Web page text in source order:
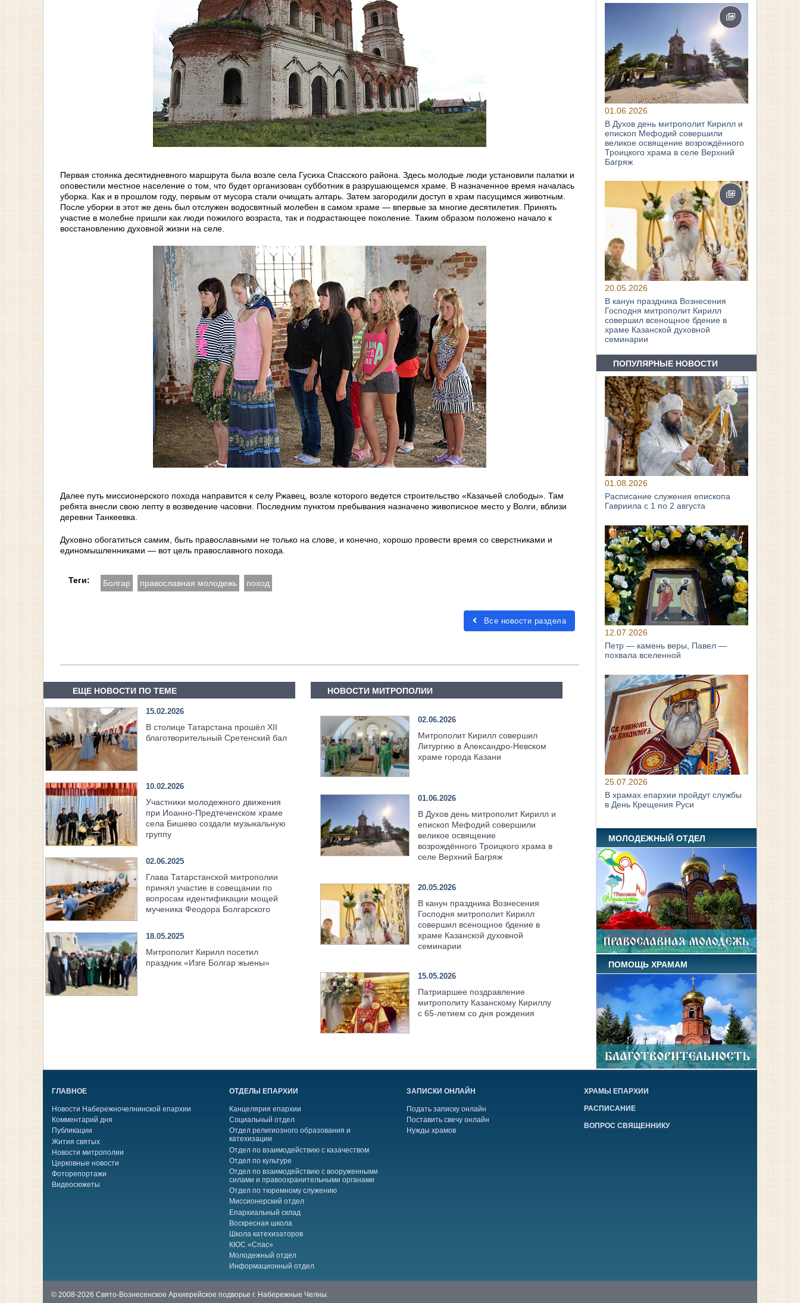
Первая стоянка десятидневного маршрута была возле села Гусиха Спасского района. Здесь молодые люди установили палатки и
оповестили местное население о том, что будет организован субботник в разрушающемся храме. В назначенное время началась
уборка. Как и в прошлом году, первым от мусора стали очищать алтарь. Затем загородили доступ в храм пасущимся животным.
После уборки в этот же день был отслужен водосвятный молебен в самом храме — впервые за многие десятилетия. Принять
участие в молебне пришли как люди пожилого возраста, так и подрастающее поколение. Таким образом положено начало к
восстановлению духовной жизни на селе.
Далее путь миссионерского похода направится к селу Ржавец, возле которого ведется строительство «Казачьей слободы». Там
ребята внесли свою лепту в возведение часовни. Последним пунктом пребывания назначено живописное место у Волги, вблизи
деревни Танкеевка.
Духовно обогатиться самим, быть православными не только на слове, и конечно, хорошо провести время со сверстниками и
единомышленниками — вот цель православного похода.
Теги: Болгар православная молодежь поход
Все новости раздела
ЕЩЕ НОВОСТИ ПО ТЕМЕ
15.02.2026
В столице Татарстана прошёл XII
благотворительный Сретенский бал
10.02.2026
Участники молодежного движения
при Иоанно-Предтеченском храме
села Бишево создали музыкальную
группу
02.06.2025
Глава Татарстанской митрополии
принял участие в совещании по
вопросам идентификации мощей
мученика Феодора Болгарского
18.05.2025
Митрополит Кирилл посетил
праздник «Изге Болгар жыены»
НОВОСТИ МИТРОПОЛИИ
02.06.2026
Митрополит Кирилл совершил
Литургию в Александро-Невском
храме города Казани
01.06.2026
В Духов день митрополит Кирилл и
епископ Мефодий совершили
великое освящение
возрождённого Троицкого храма в
селе Верхний Багряж
20.05.2026
В канун праздника Вознесения
Господня митрополит Кирилл
совершил всенощное бдение в
храме Казанской духовной
семинарии
15.05.2026
Патриаршее поздравление
митрополиту Казанскому Кириллу
с 65-летием со дня рождения
01.06.2026
В Духов день митрополит Кирилл и
епископ Мефодий совершили
великое освящение возрождённого
Троицкого храма в селе Верхний
Багряж
20.05.2026
В канун праздника Вознесения
Господня митрополит Кирилл
совершил всенощное бдение в
храме Казанской духовной
семинарии
ПОПУЛЯРНЫЕ НОВОСТИ
01.08.2026
Расписание служения епископа
Гавриила с 1 по 2 августа
12.07.2026
Петр — камень веры, Павел —
похвала вселенной
25.07.2026
В храмах епархии пройдут службы
в День Крещения Руси
МОЛОДЕЖНЫЙ ОТДЕЛ
ПОМОЩЬ ХРАМАМ
ГЛАВНОЕ
Новости Набережночелнинской епархии
Комментарий дня
Публикации
Жития святых
Новости митрополии
Церковные новости
Фоторепортажи
Видеосюжеты
ОТДЕЛЫ ЕПАРХИИ
Канцелярия епархии
Социальный отдел
Отдел религиозного образования и
катехизации
Отдел по взаимодействию с казачеством
Отдел по культуре
Отдел по взаимодействию с вооруженными
силами и правоохранительными органами
Отдел по тюремному служению
Миссионерский отдел
Епархиальный склад
Воскресная школа
Школа катехизаторов
КЮС «Спас»
Молодежный отдел
Информационный отдел
ЗАПИСКИ ОНЛАЙН
Подать записку онлайн
Поставить свечу онлайн
Нужды храмов
ХРАМЫ ЕПАРХИИ
РАСПИСАНИЕ
ВОПРОС СВЯЩЕННИКУ
© 2008-2026 Свято-Вознесенское Архиерейское подворье г. Набережные Челны.